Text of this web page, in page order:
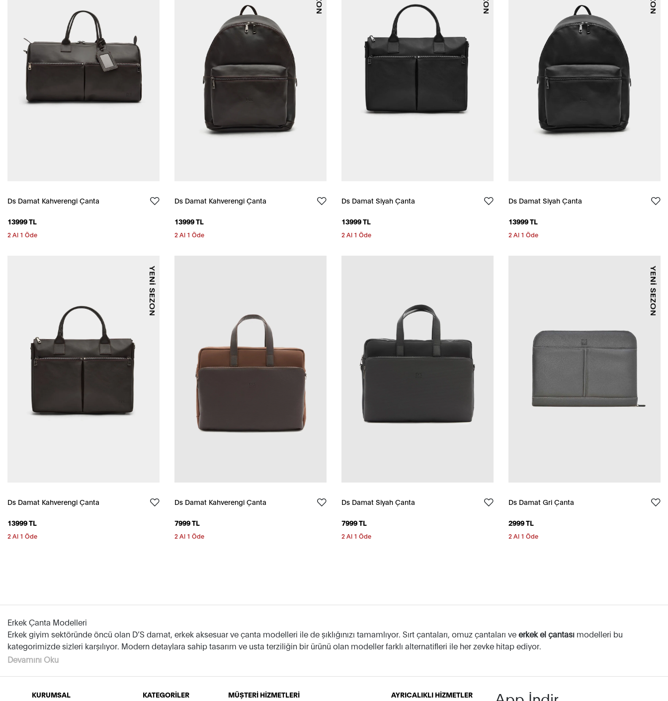
Ds Damat Kahverengi Çanta
13999 TL
2 Al 1 Öde
Ds Damat Kahverengi Çanta
13999 TL
2 Al 1 Öde
Ds Damat Siyah Çanta
13999 TL
2 Al 1 Öde
Ds Damat Siyah Çanta
13999 TL
2 Al 1 Öde
Ds Damat Kahverengi Çanta
13999 TL
2 Al 1 Öde
Ds Damat Kahverengi Çanta
7999 TL
2 Al 1 Öde
Ds Damat Siyah Çanta
7999 TL
2 Al 1 Öde
Ds Damat Gri Çanta
2999 TL
2 Al 1 Öde
Erkek Çanta Modelleri
Erkek giyim sektöründe öncü olan D’S damat, erkek aksesuar ve çanta modelleri ile de şıklığınızı tamamlıyor. Sırt çantaları, omuz çantaları veerkek el çantası modelleri bu
kategorimizde sizleri karşılıyor. Modern detaylara sahip tasarım ve usta terziliğin bir ürünü olan modeller farklı alternatifleri ile her zevke hitap ediyor.
Fonksiyonel kullanım, uzun yıllar dayanıklı materyal ve estetik görünümü ile D’S damat erkek çantalarını hemen keşfetmeye başlayın! Günlük hayatta işe giderken veya seyahatlerde
önemli eşyalarınızı taşımaya yardımcı olan erkek çanta modellerimizi de kombinlerinize dahil ederek şıklığınızı artırın!
Devamını Oku
KURUMSAL KATEGORİLER MÜŞTERİ HİZMETLERİ AYRICALIKLI HİZMETLER